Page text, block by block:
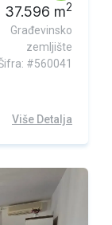
37.596 m2
Građevinsko
zemljište
#560041
Više Detalja